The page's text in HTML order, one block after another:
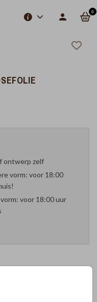
0
ontwerp zelf
vorm: voor 18:00
voor 18:00 uur